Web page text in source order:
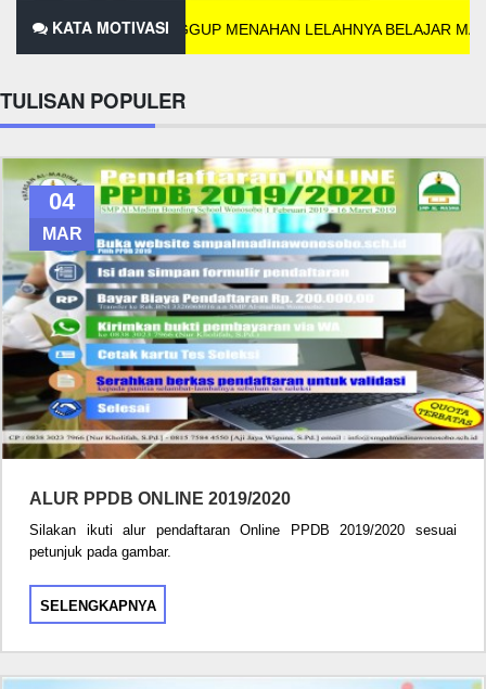
KATA MOTIVASI
SANGGUP MENAHAN LELAHNYA BELAJAR MAKA KAMU
TULISAN POPULER
04
MAR
ALUR PPDB ONLINE 2019/2020
Silakan ikuti alur pendaftaran Online PPDB 2019/2020 sesuai
petunjuk pada gambar.
SELENGKAPNYA